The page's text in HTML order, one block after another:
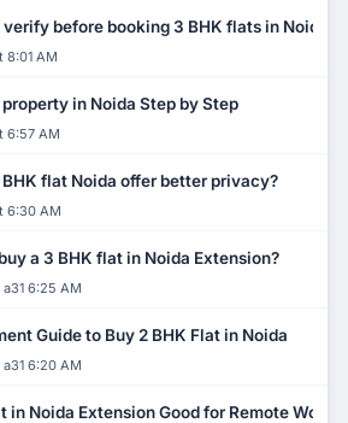
before booking 3 BHK flats in Noida?
8:01 AM
in Noida Step by Step
6:57 AM
flat Noida offer better privacy?
6:30 AM
a 3 BHK flat in Noida Extension?
6:25 AM
Guide to Buy 2 BHK Flat in Noida
6:20 AM
in Noida Extension Good for Remote Work?